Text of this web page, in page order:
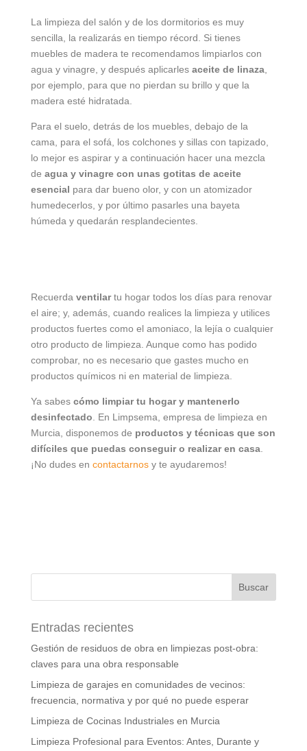
La limpieza del salón y de los dormitorios es muy
sencilla, la realizarás en tiempo récord. Si tienes
muebles de madera te recomendamos limpiarlos con
agua y vinagre, y después aplicarles aceite de linaza,
por ejemplo, para que no pierdan su brillo y que la
madera esté hidratada.
Para el suelo, detrás de los muebles, debajo de la
cama, para el sofá, los colchones y sillas con tapizado,
lo mejor es aspirar y a continuación hacer una mezcla
de agua y vinagre con unas gotitas de aceite
esencial para dar bueno olor, y con un atomizador
humedecerlos, y por último pasarles una bayeta
húmeda y quedarán resplandecientes.
Recuerda ventilartu hogar todos los días para renovar
el aire; y, además, cuando realices la limpieza y utilices
productos fuertes como el amoniaco, la lejía o cualquier
otro producto de limpieza. Aunque como has podido
comprobar, no es necesario que gastes mucho en
productos químicos ni en material de limpieza.
Ya sabes cómo limpiar tu hogar y mantenerlo
desinfectado . En Limpsema, empresa de limpieza en
Murcia, disponemos de productos y técnicas que son
difíciles que puedas conseguir o realizar en casa.
¡No dudes en contactarnosy te ayudaremos!
Entradas recientes
Gestión de residuos de obra en limpiezas post-obra:
claves para una obra responsable
Limpieza de garajes en comunidades de vecinos:
frecuencia, normativa y por qué no puede esperar
Limpieza de Cocinas Industriales en Murcia
Limpieza Profesional para Eventos: Antes, Durante y